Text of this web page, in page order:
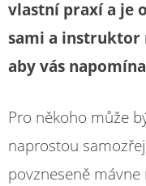
vlastní praxí a je
sami a instruktor
aby vás
Pro někoho může
naprostou
povzneseně